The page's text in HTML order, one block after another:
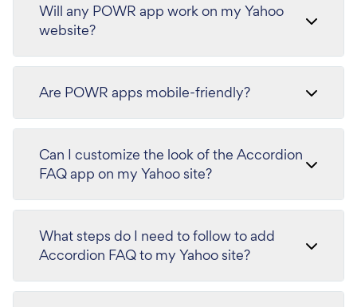
Will any POWR app work on my Yahoo
website?
Are POWR apps mobile-friendly?
Can I customize the look of the Accordion
FAQ app on my Yahoo site?
What steps do I need to follow to add
Accordion FAQ to my Yahoo site?